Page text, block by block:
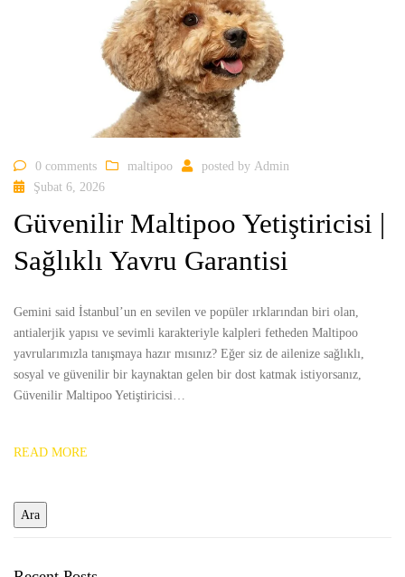
0 comments maltipoo posted by Admin
Şubat 6, 2026
Güvenilir Maltipoo Yetiştiricisi |
Sağlıklı Yavru Garantisi
Gemini said İstanbul’un en sevilen ve popüler ırklarından biri olan,
antialerjik yapısı ve sevimli karakteriyle kalpleri fetheden Maltipoo
yavrularımızla tanışmaya hazır mısınız? Eğer siz de ailenize sağlıklı,
sosyal ve güvenilir bir kaynaktan gelen bir dost katmak istiyorsanız,
Güvenilir Maltipoo Yetiştiricisi…
READ MORE